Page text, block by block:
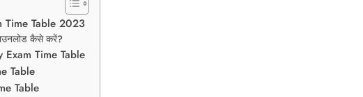
Time Table 2023
कैसे करें?
Time Table
Table
Table